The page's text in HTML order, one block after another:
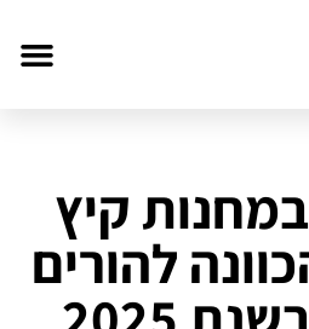
קיץ
להורים